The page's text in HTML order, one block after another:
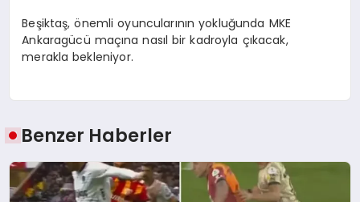
Beşiktaş, önemli oyuncularının yokluğunda MKE
Ankaragücü maçına nasıl bir kadroyla çıkacak,
merakla bekleniyor.
Benzer Haberler